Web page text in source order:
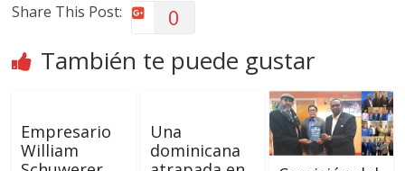
Share This Post: 0
También te puede gustar
Empresario
William
Una
dominicana